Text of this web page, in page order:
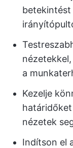
a
Kezelje
nézetek
Indítson el